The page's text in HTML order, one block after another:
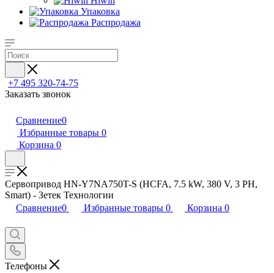
Упаковка
Распродажа
+7 495 320-74-75
Заказать звонок
Сравнение0
Избранные товары 0
Корзина 0
Сервопривод HN-Y7NA750T-S (HCFA, 7.5 kW, 380 V, 3 PH,
Smart) - Зетек Технологии
Сравнение0 Избранные товары 0 Корзина 0
Телефоны